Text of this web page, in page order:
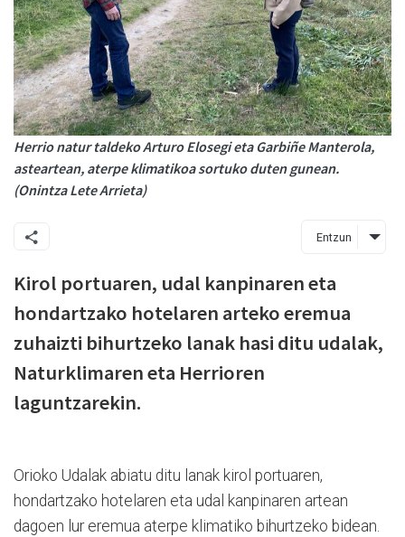
Herrio natur taldeko Arturo Elosegi eta Garbiñe Manterola,
asteartean, aterpe klimatikoa sortuko duten gunean.
(Onintza Lete Arrieta)
Entzun
Kirol portuaren, udal kanpinaren eta
hondartzako hotelaren arteko eremua
zuhaizti bihurtzeko lanak hasi ditu udalak,
Naturklimaren eta Herrioren
laguntzarekin.
Orioko Udalak abiatu ditu lanak kirol portuaren,
hondartzako hotelaren eta udal kanpinaren artean
dagoen lur eremua aterpe klimatiko bihurtzeko bidean.